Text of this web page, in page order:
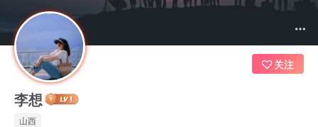
李想
山西
关注